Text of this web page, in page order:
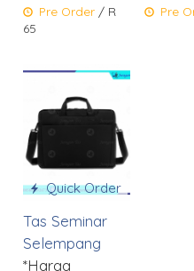
Pre Order / R
65
Pre
Quick Order
Tas Seminar
Selempang
*Harga